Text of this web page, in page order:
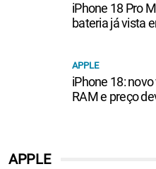
APPLE
iPhone 18 Pro
bateria já vista
APPLE
iPhone 18:
RAM e preço